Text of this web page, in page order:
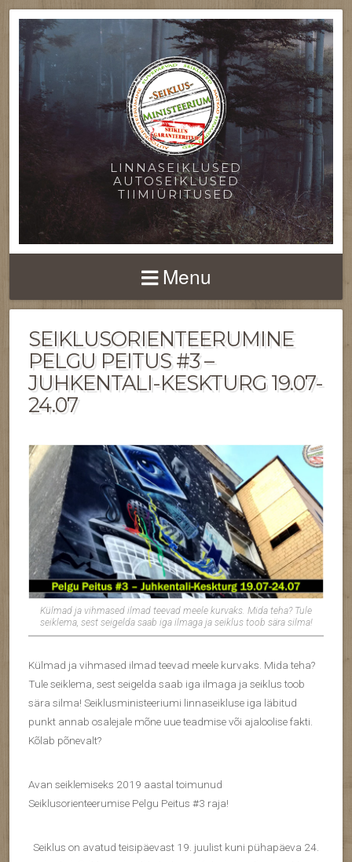
LINNASEIKLUSED
AUTOSEIKLUSED
TIIMIÜRITUSED
Menu
SEIKLUSORIENTEERUMINE
PELGU PEITUS #3 –
JUHKENTALI-KESKTURG 19.07-
24.07
Külmad ja vihmased ilmad teevad meele kurvaks. Mida teha? Tule
seiklema, sest seigelda saab iga ilmaga ja seiklus toob sära silma!
Külmad ja vihmased ilmad teevad meele kurvaks. Mida teha?
Tule seiklema, sest seigelda saab iga ilmaga ja seiklus toob
sära silma! Seiklusministeeriumi linnaseikluse iga läbitud
punkt annab osalejale mõne uue teadmise või ajaloolise fakti.
Kõlab põnevalt?
Avan seiklemiseks 2019 aastal toimunud
Seiklusorienteerumise Pelgu Peitus #3 raja!
Seiklus on avatud teisipäevast 19. juulist kuni pühapäeva 24.